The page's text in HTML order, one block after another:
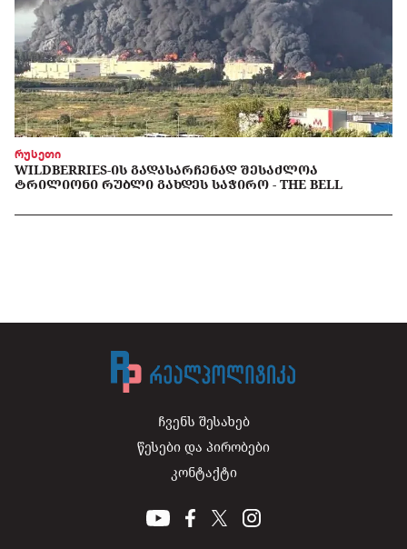
რუსეთი
WILDBERRIES-ᲘᲡ ᲒᲐᲓᲐᲡᲐᲠᲩᲔᲜᲐᲓ ᲨᲔᲡᲐᲫᲚᲝᲐ
ᲢᲠᲘᲚᲘᲝᲜᲘ ᲠᲣᲑᲚᲘ ᲒᲐᲮᲓᲔᲡ ᲡᲐᲭᲘᲠᲝ - THE BELL
ჩვენს შესახებ
წესები და პირობები
კონტაქტი